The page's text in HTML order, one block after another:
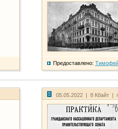
Предоставлено:
05.05.2022 | 8 Кбайт |